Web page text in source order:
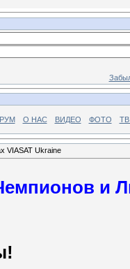
О НАС ВИДЕО ФОТО ТВ
VIASAT Ukraine
и